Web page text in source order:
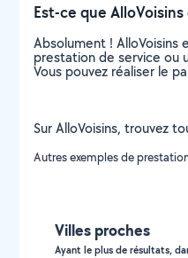
Est-ce que
Absolument ! AlloVoisins
prestation de service ou
Vous pouvez réaliser le
Sur AlloVoisins, trouvez
Autres exemples de
Villes proches
Ayant le plus de résultats,